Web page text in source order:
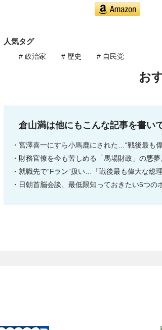
人気タグ
# 政治家 # 歴史 # 自民党
お
倉山満は他にもこんな記事を書い
宮澤喜一にすら小馬鹿にされた…“戦後最も
財務官僚を今も苦しめる「馬場財政」の悪
就職先で“Fラン”扱い…「戦後最も偉大な総
日朝首脳会談、最低限知っておきたい5つの